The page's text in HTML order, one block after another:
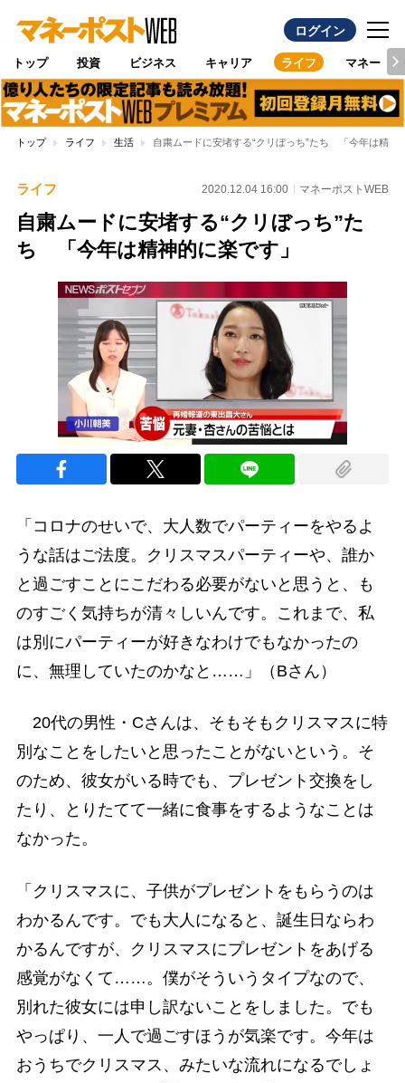
ログイン
トップ 投資 ビジネス キャリア ライフ マネー
トップ ライフ 生活 自粛ムードに安堵する“クリぼっち”たち 「今年は精神
ライフ 2020.12.04 16:00 マネーポストWEB
自粛ムードに安堵する“クリぼっち”た
ち 「今年は精神的に楽です」
「コロナのせいで、大人数でパーティーをやるよ
うな話はご法度。クリスマスパーティーや、誰か
と過ごすことにこだわる必要がないと思うと、も
のすごく気持ちが清々しいんです。これまで、私
は別にパーティーが好きなわけでもなかったの
に、無理していたのかなと……」（Bさん）
20代の男性・Cさんは、そもそもクリスマスに特
別なことをしたいと思ったことがないという。そ
のため、彼女がいる時でも、プレゼント交換をし
たり、とりたてて一緒に食事をするようなことは
なかった。
「クリスマスに、子供がプレゼントをもらうのは
わかるんです。でも大人になると、誕生日ならわ
かるんですが、クリスマスにプレゼントをあげる
感覚がなくて……。僕がそういうタイプなので、
別れた彼女には申し訳ないことをしました。でも
やっぱり、一人で過ごすほうが気楽です。今年は
おうちでクリスマス、みたいな流れになるでしょ